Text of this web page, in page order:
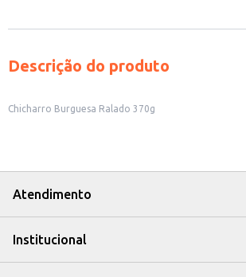
Descrição do produto
Chicharro Burguesa Ralado 370g
Atendimento
Institucional